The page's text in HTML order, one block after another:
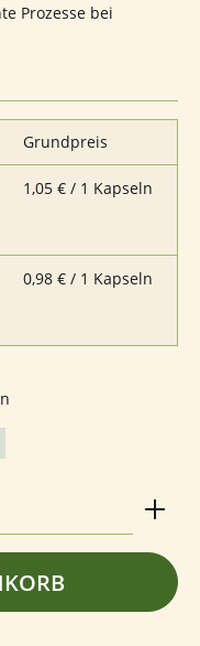
Prozesse bei
Grundpreis
1,05 € / 1 Kapseln
0,98 € / 1 Kapseln
Wert ein